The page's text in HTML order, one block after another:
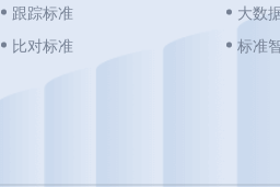
跟踪标准
比对标准
大数
标准